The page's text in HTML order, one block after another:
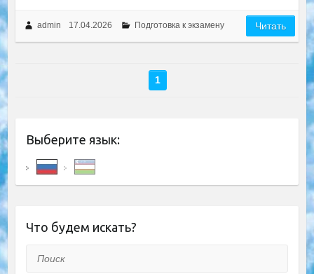
admin 17.04.2026 Подготовка к экзамену Читать
1
Выберите язык:
Что будем искать?
Поиск